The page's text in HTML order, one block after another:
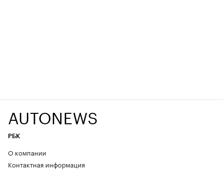
AUTONEWS
РБК
О компании
Контактная информация